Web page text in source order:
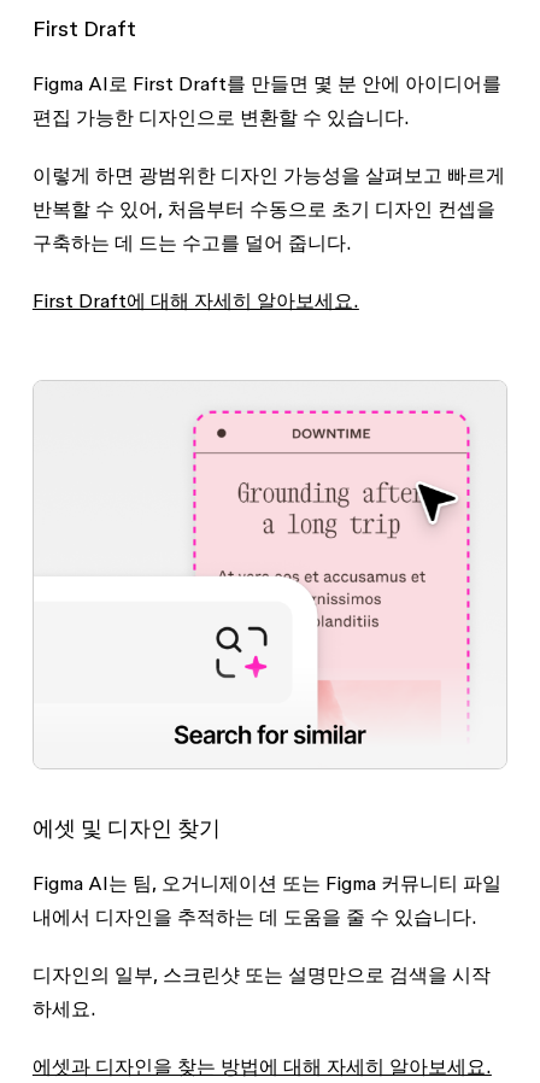
First Draft
Figma AI로 First Draft를 만들면 몇 분 안에 아이디어를
편집 가능한 디자인으로 변환할 수 있습니다.
이렇게 하면 광범위한 디자인 가능성을 살펴보고 빠르게
반복할 수 있어, 처음부터 수동으로 초기 디자인 컨셉을
구축하는 데 드는 수고를 덜어 줍니다.
First Draft에 대해 자세히 알아보세요.
에셋 및 디자인 찾기
Figma AI는 팀, 오거니제이션 또는 Figma 커뮤니티 파일
내에서 디자인을 추적하는 데 도움을 줄 수 있습니다.
디자인의 일부, 스크린샷 또는 설명만으로 검색을 시작
하세요.
에셋과 디자인을 찾는 방법에 대해 자세히 알아보세요.